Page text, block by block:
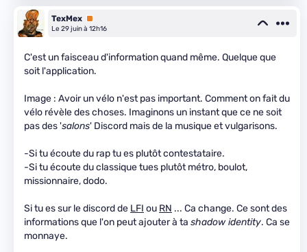
TexMex Premium
Le 29 juin à 12h16
C'est un faisceau d'information quand même. Quelque que
soit l'application.
Image : Avoir un vélo n'est pas important. Comment on fait du
vélo révèle des choses. Imaginons un instant que ce ne soit
pas des 'salons' Discord mais de la musique et vulgarisons.
-Si tu écoute du rap tu es plutôt contestataire.
-Si tu écoute du classique tues plutôt métro, boulot,
missionnaire, dodo.
Si tu es sur le discord de LFI ou RN ... Ca change. Ce sont des
informations que l'on peut ajouter à ta shadow identity. Ca se
monnaye.